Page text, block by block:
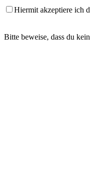
Hiermit akzeptiere ich
Bitte beweise, dass du